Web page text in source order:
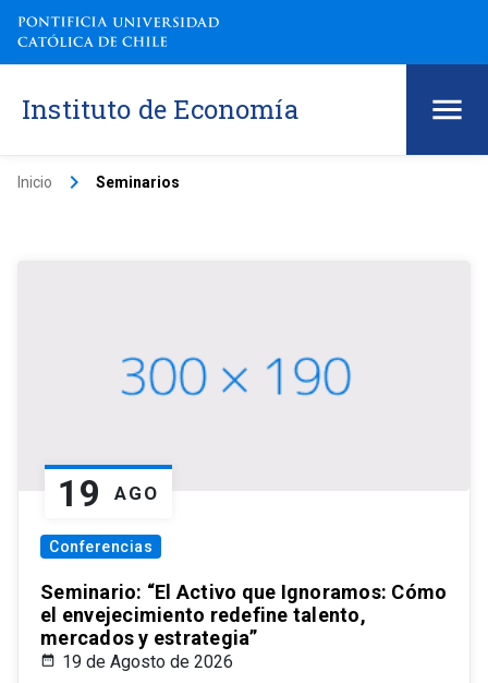
Instituto de Economía
Inicio keyboard_arrow_right Seminarios
19 AGO
Conferencias
Seminario: “El Activo que Ignoramos: Cómo
el envejecimiento redefine talento,
mercados y estrategia”
19 de Agosto de 2026